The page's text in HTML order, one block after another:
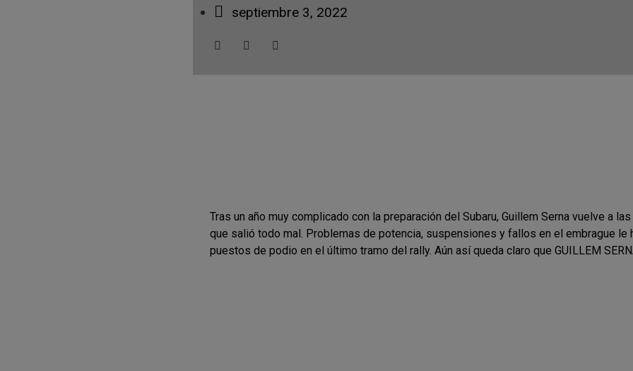
septiembre 3, 2022
Tras un año muy complicado con la preparación del Subaru, Guillem Serna vuelve a
que salió todo mal. Problemas de potencia, suspensiones y fallos en el embrague le
puestos de podio en el último tramo del rally. Aún así queda claro que GUILLEM